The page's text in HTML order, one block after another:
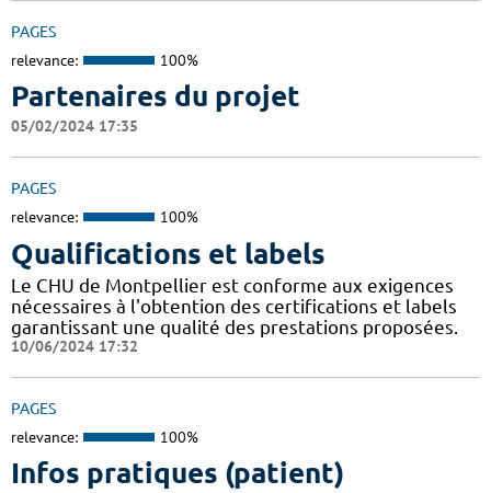
PAGES
relevance: 100%
Partenaires du projet
05/02/2024 17:35
PAGES
relevance: 100%
Qualifications et labels
Le CHU de Montpellier est conforme aux exigences
nécessaires à l'obtention des certifications et labels
garantissant une qualité des prestations proposées.
10/06/2024 17:32
PAGES
relevance: 100%
Infos pratiques (patient)